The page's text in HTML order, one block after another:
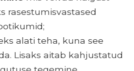
rasestumisvastased
alati teha, kuna see
Lisaks aitab kahjustatud